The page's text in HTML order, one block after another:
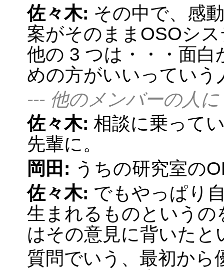
佐々木: その中で、感
案がそのままOSOシ
他の 3 つは・・・面
めの方がいいってい
--- 他のメンバーの人
佐々木: 相談に乗って
先輩に。
岡田: うちの研究室の
佐々木: でもやっぱり
生まれるものという
はその意見に背いた
質問でいう、最初から